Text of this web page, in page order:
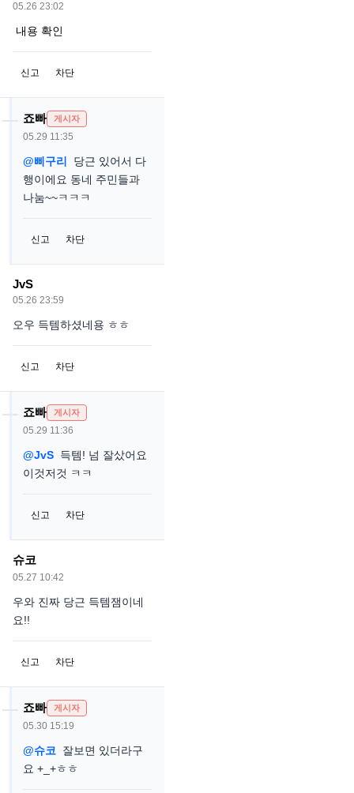
05.26 23:02
내용 확인
신고 차단
죠빠 게시자
05.29 11:35
@삐구리
당근 있어서 다
행이에요 동네 주민들과
나눔~~ㅋㅋㅋ
신고 차단
JvS
05.26 23:59
오우 득템하셨네용 ㅎㅎ
신고 차단
죠빠 게시자
05.29 11:36
@JvS 득템! 넘 잘샀어요
이것저것 ㅋㅋ
신고 차단
슈코
05.27 10:42
우와 진짜 당근 득템잼이네
요!!
신고 차단
죠빠 게시자
05.30 15:19
@슈코 잘보면 있더라구
요 +_+ㅎㅎ